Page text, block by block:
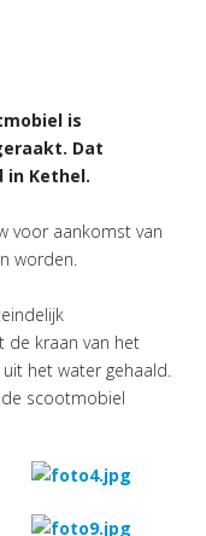
is
Dat
in Kethel.
voor aankomst van
worden.
de kraan van het
het water gehaald.
scootmobiel